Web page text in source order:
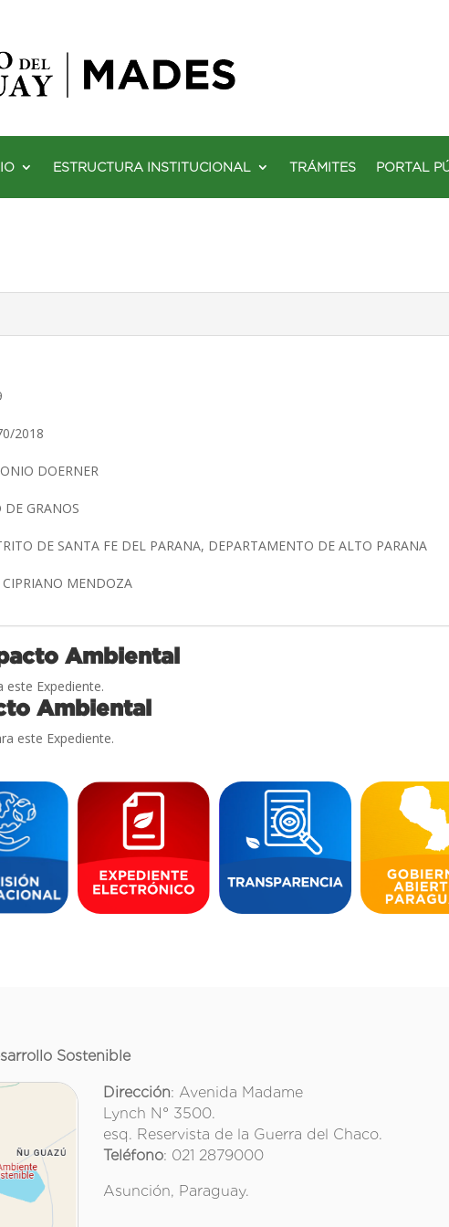
ESTRUCTURA INSTITUCIONAL TRÁMITES PORTAL
2018
DOERNER
DE GRANOS
DE SANTA FE DEL PARANA, DEPARTAMENTO DE ALTO PARANA
CIPRIANO MENDOZA
Ambiental
Expediente.
Ambiental
este Expediente.
Sostenible
Dirección: Avenida Madame
Lynch N° 3500.
esq. Reservista de la Guerra del Chaco.
Teléfono: 021 2879000
Asunción, Paraguay.